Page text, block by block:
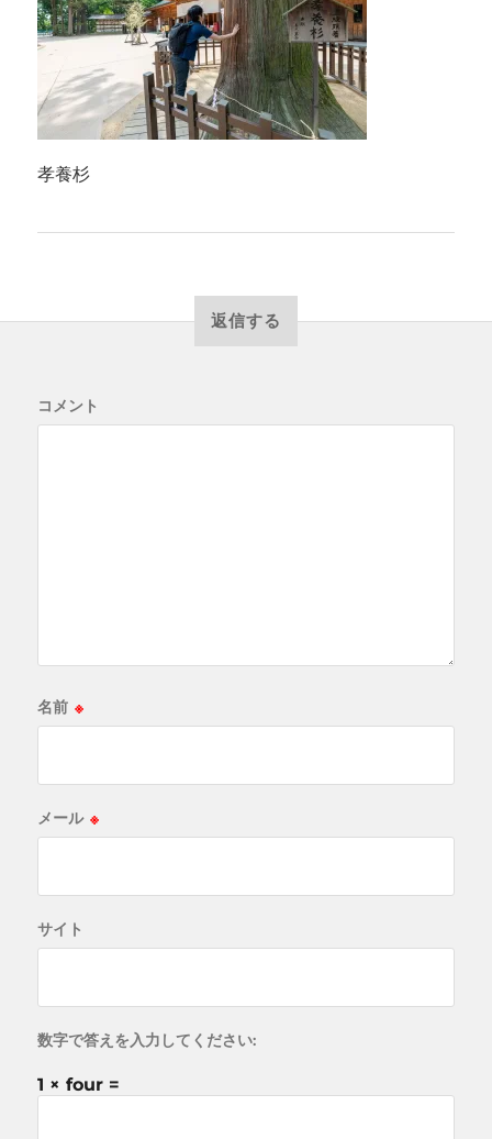
孝養杉
返信する
コメント
名前 ※
メール ※
サイト
数字で答えを入力してください:
1 × four =